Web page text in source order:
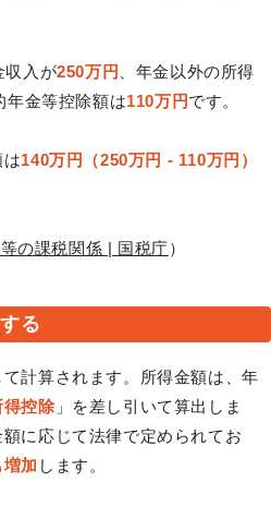
収入が250万円
、年金以外の所得
年金等控除額は110万円です。
140万円（250万円 - 110万円）
の課税関係 | 国税庁）
る
て計算されます。所得金額は、年
控除 」を差し引いて算出しま
に応じて法律で定められてお
加 します。